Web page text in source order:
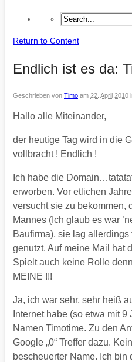
Return to Content
Endlich ist es da:
Geschrieben von Timo am 22. April 2010
Hallo alle Miteinander,
der heutige Tag wird in die
vollbracht ! Endlich !
Ich habe die
erworben. Vor etlichen
versucht sie zu bekommen,
Mannes (Ich glaub es war
Baufirma), sie lag
genutzt. Auf meine Mail hat
Spielt auch keine Rolle
MEINE !!!
Ja, ich war sehr, sehr heiß
Internet habe (so etwa mit
Namen Timotime. Zu den
Google „0“ Treffer dazu.
bescheuerter Name. Ich bin